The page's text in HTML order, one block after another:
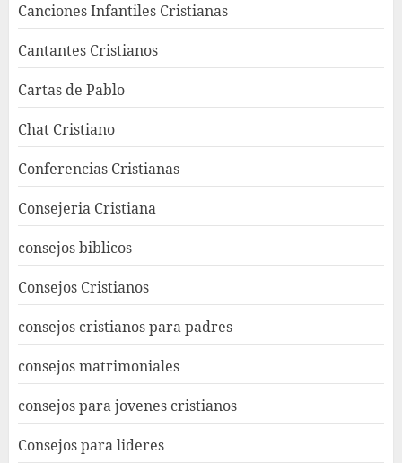
Canciones Infantiles Cristianas
Cantantes Cristianos
Cartas de Pablo
Chat Cristiano
Conferencias Cristianas
Consejeria Cristiana
consejos biblicos
Consejos Cristianos
consejos cristianos para padres
consejos matrimoniales
consejos para jovenes cristianos
Consejos para lideres